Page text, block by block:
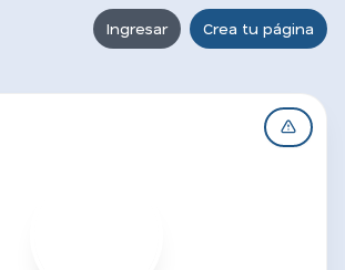
Ingresar Crea tu página